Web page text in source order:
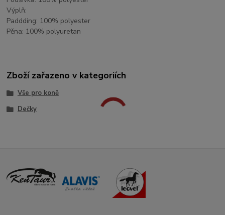
Výplň:
Paddding: 100% polyester
Pěna: 100% polyuretan
Zboží zařazeno v kategoriích
Vše pro koně
Dečky